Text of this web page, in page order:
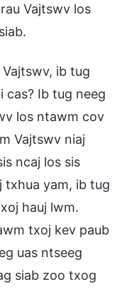
Vajtswv los
ib tug
cas? Ib tug neeg
los ntawm cov
Vajtswv niaj
ncaj los sis
txhua yam, ib tug
hauj lwm.
txoj kev paub
uas ntseeg
siab zoo txog